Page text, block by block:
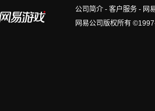
公司简介 - 客户服务 - 网
网易公司版权所有